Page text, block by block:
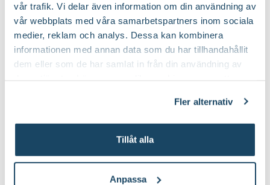
vår trafik. Vi delar även information om din användning av
vår webbplats med våra samarbetspartners inom sociala
medier, reklam och analys. Dessa kan kombinera
informationen med annan data som du har tillhandahållit
dem eller som de har samlat in från din användning av
Fler alternativ
Tillåt alla
Anpassa